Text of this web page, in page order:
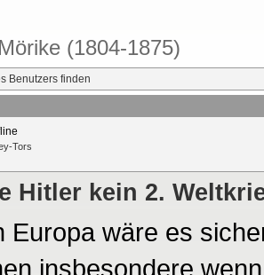
(1804-1875)
Tors
Hitler kein 2.
Europa wäre es